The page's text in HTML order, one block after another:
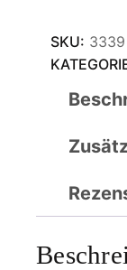
a
s
M
n
SKU: 3339